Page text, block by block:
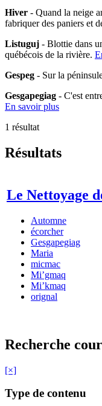
Hiver - Quand la neige
fabriquer des paniers et
Listuguj - Blottie dans
québécois de la rivière.
Gespeg - Sur la
Gesgapegiag - C'est
En savoir plus
1 résultat
Résultats
Le Nettoyage
Automne
écorcher
Gesgapegiag
Maria
micmac
Mi’gmaq
Mi’kmaq
orignal
Recherche
[×]
Type de contenu